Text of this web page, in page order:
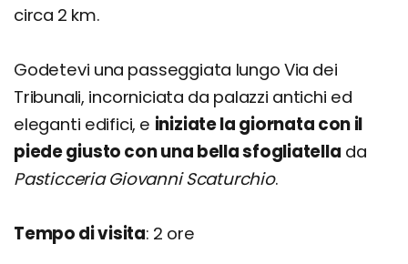
circa 2 km.
Godetevi una passeggiata lungo Via dei
Tribunali, incorniciata da palazzi antichi ed
eleganti edifici, e iniziate la giornata con il
piede giusto con una bella sfogliatella da
Pasticceria Giovanni Scaturchio.
Tempo di visita: 2 ore